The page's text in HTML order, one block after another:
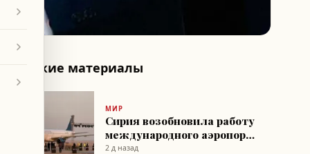
Похожие материалы
МИР
Сирия возобновила работу
международного аэропорта
Дейр-эз-Зор после 14-
2 д назад